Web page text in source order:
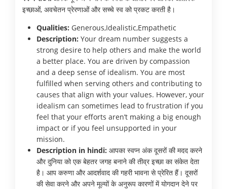
इच्छाओं, अवचेतन प्रेरणाओं और सच्चे स्व को प्रकट करती है।
Qualities: Generous,Idealistic,Empathetic
Description: Your dream number suggests a
strong desire to help others and make the world
a better place. You are driven by compassion
and a deep sense of idealism. You are most
fulfilled when serving others and contributing to
causes that align with your values. However, your
idealism can sometimes lead to frustration if you
feel that your efforts aren’t making a big enough
impact or if you feel unsupported in your
mission.
Description in hindi: आपका स्वप्न अंक दूसरों की मदद करने
और दुनिया को एक बेहतर जगह बनाने की तीव्र इच्छा का संकेत देता
है। आप करुणा और आदर्शवाद की गहरी भावना से प्रेरित हैं। दूसरों
की सेवा करने और अपने मूल्यों के अनुरूप कारणों में योगदान देने पर